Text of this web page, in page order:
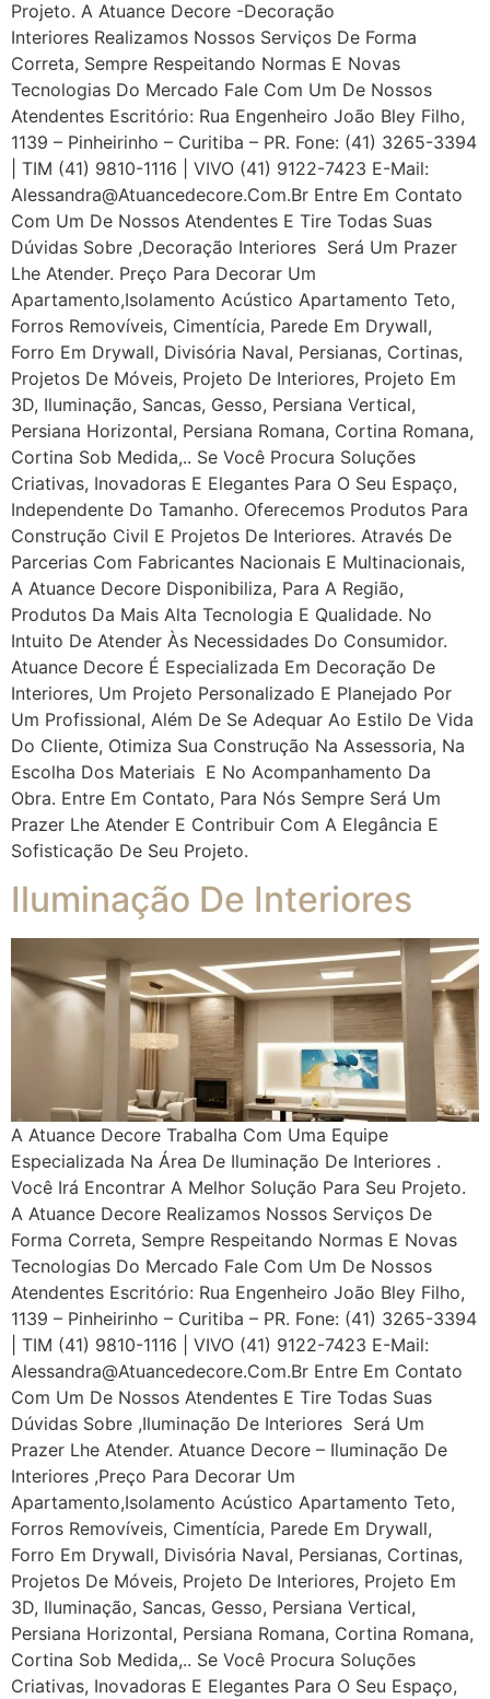
Projeto. A Atuance Decore -Decoração
Interiores Realizamos Nossos Serviços De Forma
Correta, Sempre Respeitando Normas E Novas
Tecnologias Do Mercado Fale Com Um De Nossos
Atendentes Escritório: Rua Engenheiro João Bley Filho,
1139 – Pinheirinho – Curitiba – PR. Fone: (41) 3265-3394
| TIM (41) 9810-1116 | VIVO (41) 9122-7423 E-Mail:
Alessandra@atuancedecore.com.br Entre Em Contato
Com Um De Nossos Atendentes E Tire Todas Suas
Dúvidas Sobre ,Decoração Interiores Será Um Prazer
Lhe Atender. Preço Para Decorar Um
Apartamento,Isolamento Acústico Apartamento Teto,
Forros Removíveis, Cimentícia, Parede Em Drywall,
Forro Em Drywall, Divisória Naval, Persianas, Cortinas,
Projetos De Móveis, Projeto De Interiores, Projeto Em
3D, Iluminação, Sancas, Gesso, Persiana Vertical,
Persiana Horizontal, Persiana Romana, Cortina Romana,
Cortina Sob Medida,.. Se Você Procura Soluções
Criativas, Inovadoras E Elegantes Para O Seu Espaço,
Independente Do Tamanho. Oferecemos Produtos Para
Construção Civil E Projetos De Interiores. Através De
Parcerias Com Fabricantes Nacionais E Multinacionais,
A Atuance Decore Disponibiliza, Para A Região,
Produtos Da Mais Alta Tecnologia E Qualidade. No
Intuito De Atender Às Necessidades Do Consumidor.
Atuance Decore É Especializada Em Decoração De
Interiores, Um Projeto Personalizado E Planejado Por
Um Profissional, Além De Se Adequar Ao Estilo De Vida
Do Cliente, Otimiza Sua Construção Na Assessoria, Na
Escolha Dos Materiais E No Acompanhamento Da
Obra. Entre Em Contato, Para Nós Sempre Será Um
Prazer Lhe Atender E Contribuir Com A Elegância E
Sofisticação De Seu Projeto.
Iluminação De Interiores
A Atuance Decore Trabalha Com Uma Equipe
Especializada Na Área De Iluminação De Interiores .
Você Irá Encontrar A Melhor Solução Para Seu Projeto.
A Atuance Decore Realizamos Nossos Serviços De
Forma Correta, Sempre Respeitando Normas E Novas
Tecnologias Do Mercado Fale Com Um De Nossos
Atendentes Escritório: Rua Engenheiro João Bley Filho,
1139 – Pinheirinho – Curitiba – PR. Fone: (41) 3265-3394
| TIM (41) 9810-1116 | VIVO (41) 9122-7423 E-Mail:
Alessandra@atuancedecore.com.br Entre Em Contato
Com Um De Nossos Atendentes E Tire Todas Suas
Dúvidas Sobre ,iluminação De Interiores Será Um
Prazer Lhe Atender. Atuance Decore – Iluminação De
Interiores ,Preço Para Decorar Um
Apartamento,Isolamento Acústico Apartamento Teto,
Forros Removíveis, Cimentícia, Parede Em Drywall,
Forro Em Drywall, Divisória Naval, Persianas, Cortinas,
Projetos De Móveis, Projeto De Interiores, Projeto Em
3D, Iluminação, Sancas, Gesso, Persiana Vertical,
Persiana Horizontal, Persiana Romana, Cortina Romana,
Cortina Sob Medida,.. Se Você Procura Soluções
Criativas, Inovadoras E Elegantes Para O Seu Espaço,